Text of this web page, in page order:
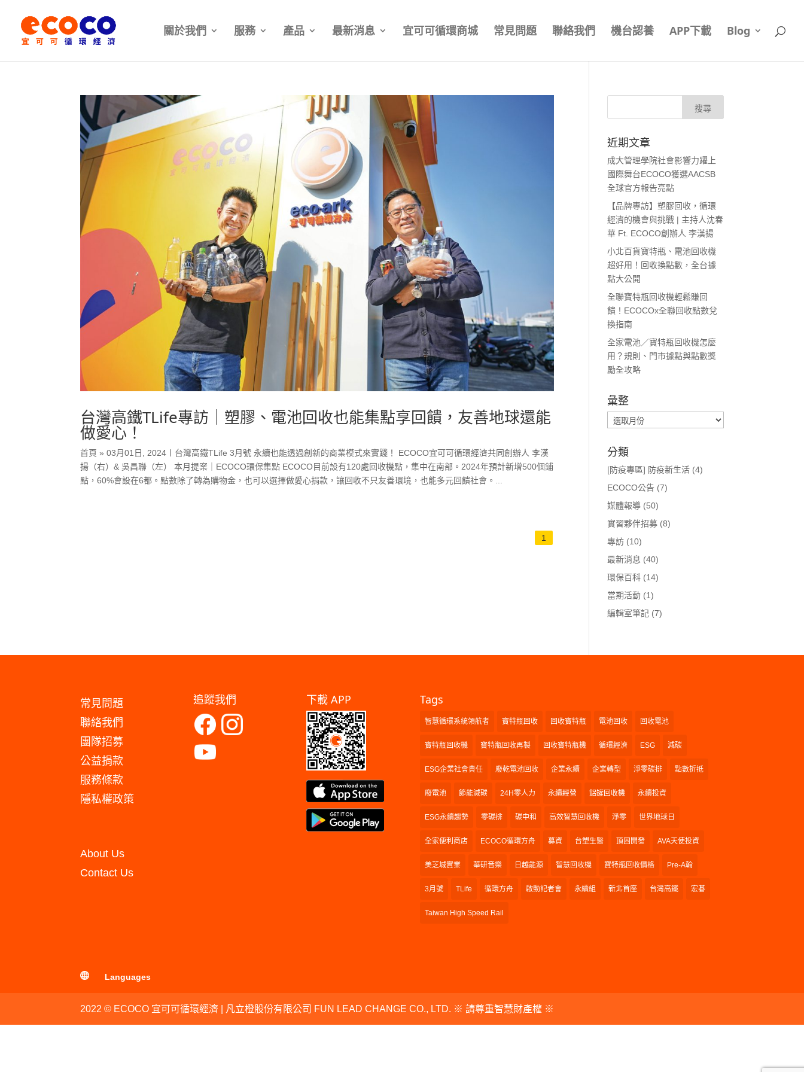
關於我們 服務 產品 最新消息 宜可可循環商城 常見問題 聯絡我們 機台認養 APP下載 Blog
台灣高鐵TLife專訪｜塑膠、電池回收也能集點享回饋，友善地球還能
做愛心！
首頁 » 03月01日, 2024〡台灣高鐵TLife 3月號 永續也能透過創新的商業模式來實踐！ ECOCO宜可可循環經濟共同創辦人 李漢
揚（右）& 吳昌聯（左） 本月提案｜ECOCO環保集點 ECOCO目前設有120處回收機點，集中在南部。2024年預計新增500個鋪
點，60%會設在6都。點數除了轉為購物金，也可以選擇做愛心捐款，讓回收不只友善環境，也能多元回饋社會。...
1
近期文章
成大管理學院社會影響力躍上
國際舞台ECOCO獲選AACSB
全球官方報告亮點
【品牌專訪】塑膠回收，循環
經濟的機會與挑戰 | 主持人沈春
華 Ft. ECOCO創辦人 李漢揚
小北百貨寶特瓶、電池回收機
超好用！回收換點數，全台據
點大公開
全聯寶特瓶回收機輕鬆賺回
饋！ECOCOx全聯回收點數兌
換指南
全家電池／寶特瓶回收機怎麼
用？規則、門市據點與點數獎
勵全攻略
彙整
彙
整
分類
[防疫專區] 防疫新生活 (4)
ECOCO公告 (7)
媒體報導 (50)
實習夥伴招募 (8)
專訪 (10)
最新消息 (40)
環保百科 (14)
當期活動 (1)
編輯室筆記 (7)
常見問題
聯絡我們
團隊招募
公益捐款
服務條款
隱私權政策
About Us
Contact Us
追蹤我們 下載 APP Tags
智慧循環系統領航者 寶特瓶回收 回收寶特瓶 電池回收 回收電池
寶特瓶回收機 寶特瓶回收再製 回收寶特瓶機 循環經濟 ESG 減碳
ESG企業社會責任 廢乾電池回收 企業永續 企業轉型 淨零碳排 點數折抵
廢電池 節能減碳 24H零人力 永續經營 鋁罐回收機 永續投資
ESG永續趨勢 零碳排 碳中和 高效智慧回收機 淨零 世界地球日
全家便利商店 ECOCO循環方舟 募資 台塑生醫 頂固開發 AVA天使投資
美芝城實業 華研音樂 日越能源 智慧回收機 寶特瓶回收價格 Pre-A輪
3月號 TLife 循環方舟 啟動記者會 永續組 新北首座 台灣高鐵 宏碁
Taiwan High Speed Rail
Languages
2022 © ECOCO 宜可可循環經濟 | 凡立橙股份有限公司 FUN LEAD CHANGE CO., LTD. ※ 請尊重智慧財產權 ※